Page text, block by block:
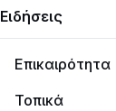
Ειδήσεις
Επικαιρότητα
Τοπικά